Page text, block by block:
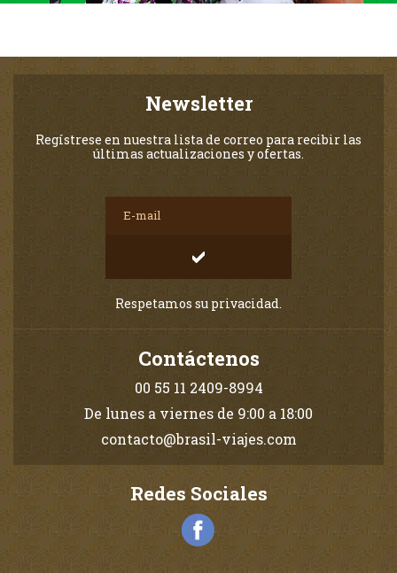
Newsletter
Regístrese en nuestra lista de correo para recibir las
últimas actualizaciones y ofertas.
Respetamos su privacidad.
Contáctenos
00 55 11 2409-8994
De lunes a viernes de 9:00 a 18:00
contacto@brasil-viajes.com
Redes Sociales